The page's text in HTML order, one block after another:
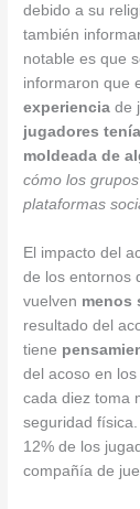
debido a su
también
notable es que
informaron que
experiencia de
jugadores
moldeada de
cómo los
plataformas
El impacto del
de los entornos
vuelven menos
resultado del
tiene
del acoso en
cada diez toma
seguridad
12% de los
compañía de